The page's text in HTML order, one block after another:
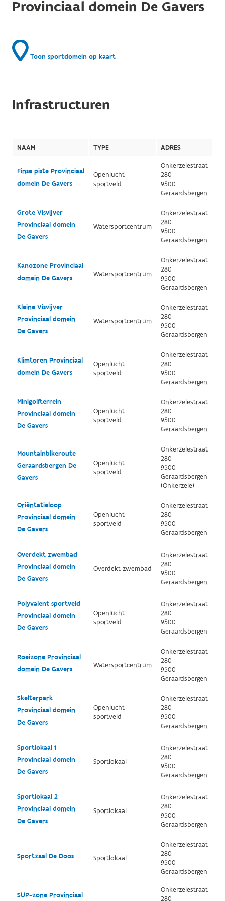
Provinciaal domein De Gavers
Toon sportdomein op kaart
Infrastructuren
NAAM TYPE ADRES
Finse piste Provinciaal
domein De Gavers
Openlucht
sportveld
Onkerzelestraat
280
9500
Geraardsbergen
Grote Visvijver
Provinciaal domein
De Gavers
Watersportcentrum
Onkerzelestraat
280
9500
Geraardsbergen
Kanozone Provinciaal
domein De Gavers
Watersportcentrum
Onkerzelestraat
280
9500
Geraardsbergen
Kleine Visvijver
Provinciaal domein
De Gavers
Watersportcentrum
Onkerzelestraat
280
9500
Geraardsbergen
Klimtoren Provinciaal
domein De Gavers
Openlucht
sportveld
Onkerzelestraat
280
9500
Geraardsbergen
Minigolfterrein
Provinciaal domein
De Gavers
Openlucht
sportveld
Onkerzelestraat
280
9500
Geraardsbergen
Mountainbikeroute
Geraardsbergen De
Gavers
Openlucht
sportveld
Onkerzelestraat
280
9500
Geraardsbergen
(Onkerzele)
Oriëntatieloop
Provinciaal domein
De Gavers
Openlucht
sportveld
Onkerzelestraat
280
9500
Geraardsbergen
Overdekt zwembad
Provinciaal domein
De Gavers
Overdekt zwembad
Onkerzelestraat
280
9500
Geraardsbergen
Polyvalent sportveld
Provinciaal domein
De Gavers
Openlucht
sportveld
Onkerzelestraat
280
9500
Geraardsbergen
Roeizone Provinciaal
domein De Gavers
Watersportcentrum
Onkerzelestraat
280
9500
Geraardsbergen
Skelterpark
Provinciaal domein
De Gavers
Openlucht
sportveld
Onkerzelestraat
280
9500
Geraardsbergen
Sportlokaal 1
Provinciaal domein
De Gavers
Sportlokaal
Onkerzelestraat
280
9500
Geraardsbergen
Sportlokaal 2
Provinciaal domein
De Gavers
Sportlokaal
Onkerzelestraat
280
9500
Geraardsbergen
Sportzaal De Doos Sportlokaal
Onkerzelestraat
280
9500
Geraardsbergen
SUP-zone Provinciaal
Onkerzelestraat
280